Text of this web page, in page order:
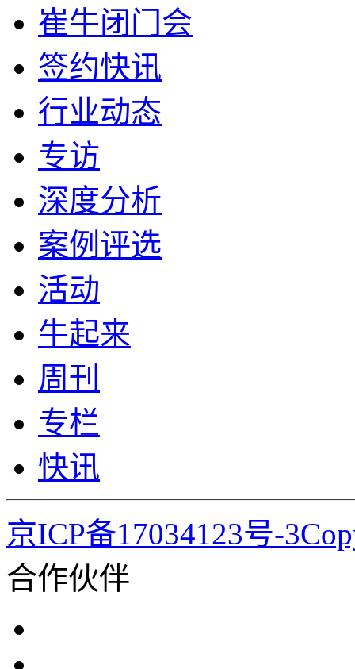
崔牛闭门会
签约快讯
行业动态
专访
深度分析
案例评选
活动
牛起来
周刊
专栏
快讯
京ICP备17034123号-
合作伙伴